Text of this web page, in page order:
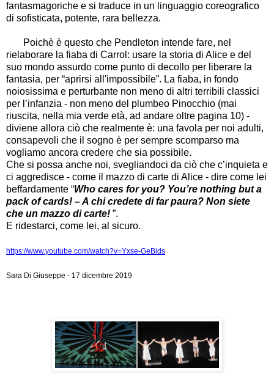
fantasmagoriche e si traduce in un linguaggio coreografico
di sofisticata, potente, rara bellezza.
Poichè è questo che Pendleton intende fare, nel
rielaborare la fiaba di Carrol: usare la storia di Alice e del
suo mondo assurdo come punto di decollo per liberare la
fantasia, per “aprirsi all'impossibile”. La fiaba, in fondo
noiosissima e perturbante non meno di altri terribili classici
per l’infanzia - non meno del plumbeo Pinocchio (mai
riuscita, nella mia verde età, ad andare oltre pagina 10) -
diviene allora ciò che realmente è: una favola per noi adulti,
consapevoli che il sogno è per sempre scomparso ma
vogliamo ancora credere che sia possibile.
Che si possa anche noi, svegliandoci da ciò che c’inquieta e
ci aggredisce - come il mazzo di carte di Alice - dire come lei
beffardamente “Who cares for you? You’re nothing but a
pack of cards! – A chi credete di far paura? Non siete
che un mazzo di carte! ”.
E ridestarci, come lei, al sicuro.
https://www.youtube.com/watch?v=Yxse-GeBids
Sara Di Giuseppe - 17 dicembre 2019